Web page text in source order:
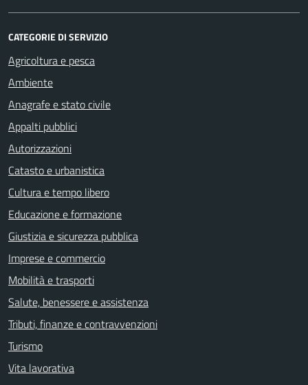
CATEGORIE DI SERVIZIO
Agricoltura e pesca
Ambiente
Anagrafe e stato civile
Appalti pubblici
Autorizzazioni
Catasto e urbanistica
Cultura e tempo libero
Educazione e formazione
Giustizia e sicurezza pubblica
Imprese e commercio
Mobilità e trasporti
Salute, benessere e assistenza
Tributi, finanze e contravvenzioni
Turismo
Vita lavorativa